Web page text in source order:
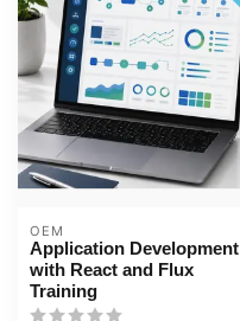
OEM
Application Development
with React and Flux
Training